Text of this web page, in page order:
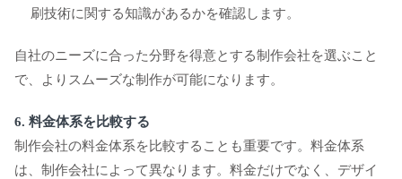
刷技術に関する知識があるかを確認します。
自社のニーズに合った分野を得意とする制作会社を選ぶこと
で、よりスムーズな制作が可能になります。
6. 料金体系を比較する
制作会社の料金体系を比較することも重要です。料金体系
は、制作会社によって異なります。料金だけでなく、デザイ